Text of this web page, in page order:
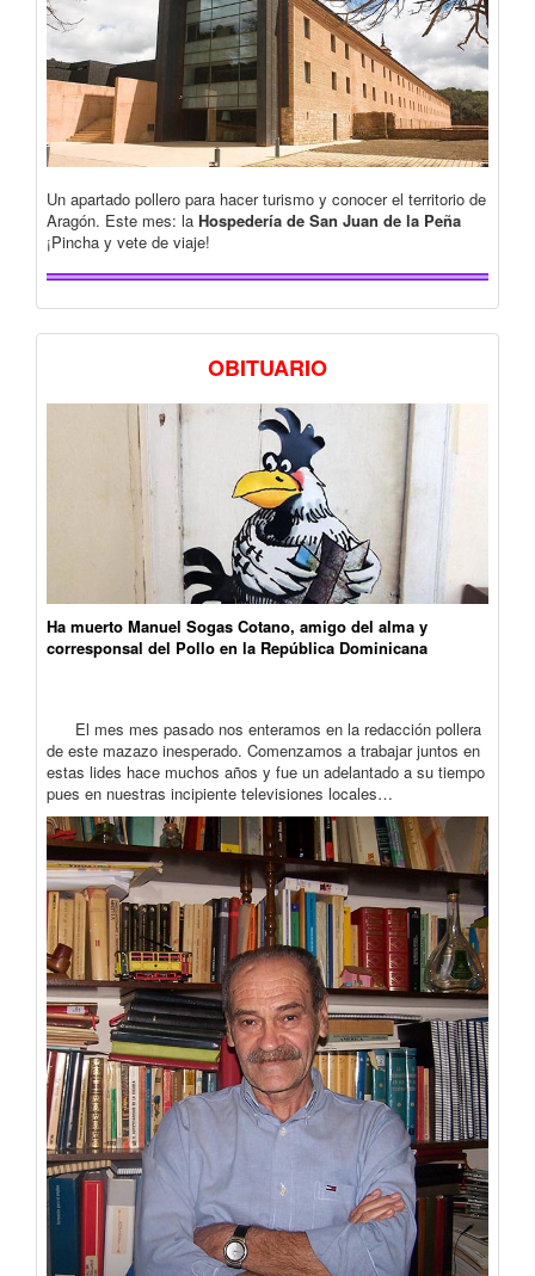
Un apartado pollero para hacer turismo y conocer el territorio de
Aragón. Este mes: la Hospedería de San Juan de la Peña
¡Pincha y vete de viaje!
OBITUARIO
Ha muerto Manuel Sogas Cotano, amigo del alma y
corresponsal del Pollo en la República Dominicana
El mes mes pasado nos enteramos en la redacción pollera
de este mazazo inesperado. Comenzamos a trabajar juntos en
estas lides hace muchos años y fue un adelantado a su tiempo
pues en nuestras incipiente televisiones locales…